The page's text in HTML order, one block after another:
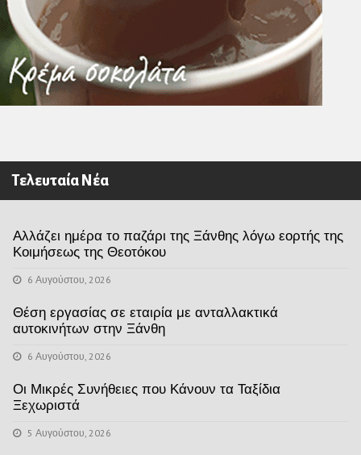
Τελευταία Νέα
Αλλάζει ημέρα το παζάρι της Ξάνθης λόγω εορτής της
Κοιμήσεως της Θεοτόκου
6 Αυγούστου, 2026
Θέση εργασίας σε εταιρία με ανταλλακτικά
αυτοκινήτων στην Ξάνθη
6 Αυγούστου, 2026
Οι Μικρές Συνήθειες που Κάνουν τα Ταξίδια
Ξεχωριστά
5 Αυγούστου, 2026